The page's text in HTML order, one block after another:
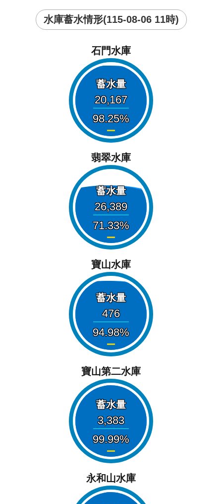
水庫蓄水情形(115-08-06 11時)
石門水庫
蓄水量
20,167
98.25
翡翠水庫
蓄水量
26,389
71.33
寶山水庫
蓄水量
476
94.98
寶山第二水庫
蓄水量
3,383
99.99
永和山水庫